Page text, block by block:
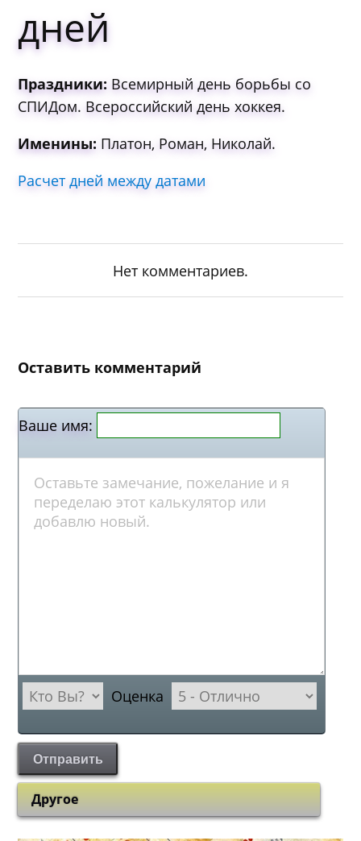
дней
Праздники: Всемирный день борьбы со
СПИДом. Всероссийский день хоккея.
Именины: Платон, Роман, Николай.
Расчет дней между датами
Нет комментариев.
Оставить комментарий
Ваше имя:
Оценка
Отправить
Другое